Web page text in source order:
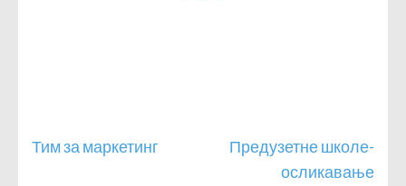
Кретање
Тим за маркетинг
Предузетне школе-
осликавање